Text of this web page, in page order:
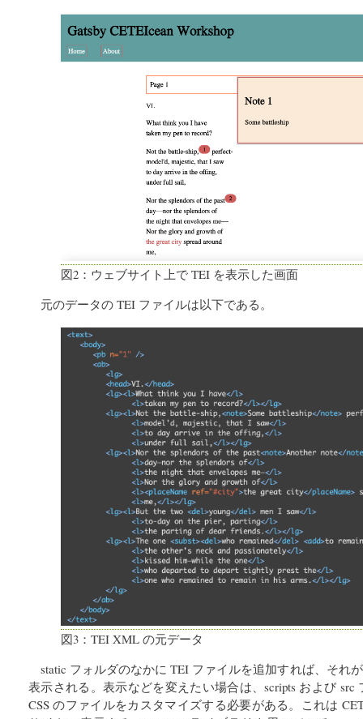
図2：ウェブサイト上で TEI を表示した画面
元のデータの TEI ファイルは以下である。
図3：TEI XML の元データ
static フォルダのなかに TEI ファイルを追加すれば、それ
表示される。表示などを変えたい場合は、scripts および src
CSS のファイルをカスタマイズする必要がある。これは